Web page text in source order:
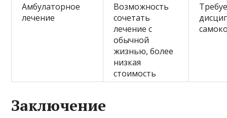
Амбулаторное
лечение
Возможность
сочетать
лечение с
обычной
жизнью, более
низкая
стоимость
Заключение